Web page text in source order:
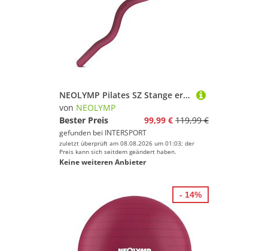
NEOLYMP Pilates SZ Stange ergonomische Silikon Hantelstange 6,8 KG
von NEOLYMP
Bester Preis
99,99 € 119,99 €
gefunden bei INTERSPORT
zuletzt überprüft am 08.08.2026 um 01:03; der
Preis kann sich seitdem geändert haben.
Keine weiteren Anbieter
- 14%